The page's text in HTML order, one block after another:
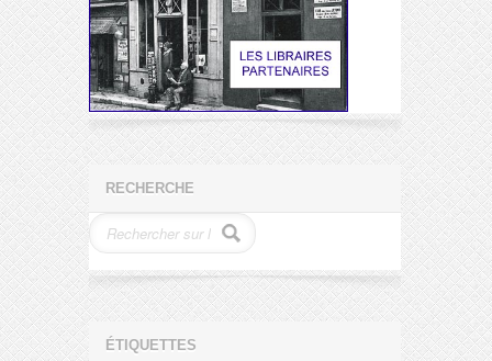
RECHERCHE
ÉTIQUETTES